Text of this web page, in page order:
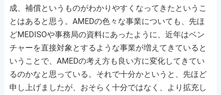
成、補償というものがわかりやすくなってきたというこ
とはあると思う。AMEDの色々な事業についても、先ほ
どMEDISOや事務局の資料にあったように、近年はベン
チャーを直接対象とするような事業が増えてきていると
いうことで、AMEDの考え方も良い方に変化してきてい
るのかなと思っている。それで十分かというと、先ほど
申し上げましたが、おそらく十分ではなく、より拡充し